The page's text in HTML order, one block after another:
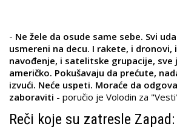
- Ne žele da osude same sebe. Svi
usmereni na decu. I rakete, i dronovi,
navođenje, i satelitske grupacije, sve
američko. Pokušavaju da prećute,
izvući. Neće uspeti. Moraće da
zaboraviti - poručio je Volodin za
Reči koje su zatresle